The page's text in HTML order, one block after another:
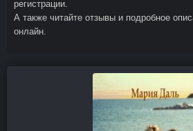
регистрации.
А также читайте отзывы и подробное
онлайн.